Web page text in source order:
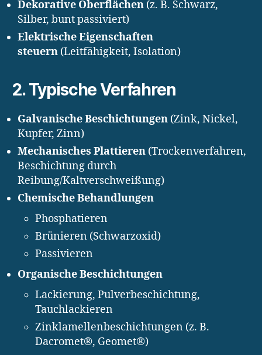
Dekorative Oberflächen (z. B. Schwarz,
Silber, bunt passiviert)
Elektrische Eigenschaften
steuern (Leitfähigkeit, Isolation)
2. Typische Verfahren
Galvanische Beschichtungen (Zink, Nickel,
Kupfer, Zinn)
Mechanisches Plattieren (Trockenverfahren,
Beschichtung durch
Reibung/Kaltverschweißung)
Chemische Behandlungen
Phosphatieren
Brünieren (Schwarzoxid)
Passivieren
Organische Beschichtungen
Lackierung, Pulverbeschichtung,
Tauchlackieren
Zinklamellenbeschichtungen (z. B.
Dacromet®, Geomet®)